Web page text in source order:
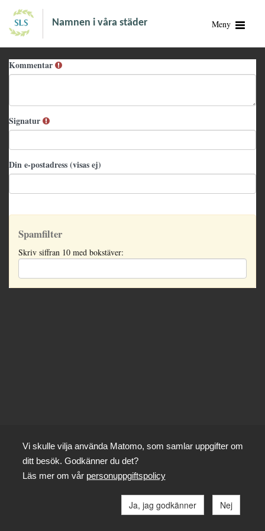
Namnen i våra städer Meny
Kommentar
Signatur
Din e-postadress (visas ej)
Spamfilter
Skriv siffran 10 med bokstäver:
Vi skulle vilja använda Matomo, som samlar uppgifter om
ditt besök. Godkänner du det?
Läs mer om vår personuppgiftspolicy
Ja, jag godkänner Nej